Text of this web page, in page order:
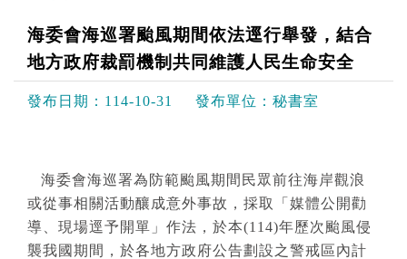
海委會海巡署颱風期間依法逕行舉發，結合
地方政府裁罰機制共同維護人民生命安全
發布日期： 114-10-31 發布單位： 秘書室
海委會海巡署為防範颱風期間民眾前往海岸觀浪
或從事相關活動釀成意外事故，採取「媒體公開勸
導、現場逕予開單」作法，於本(114)年歷次颱風侵
襲我國期間，於各地方政府公告劃設之警戒區內計